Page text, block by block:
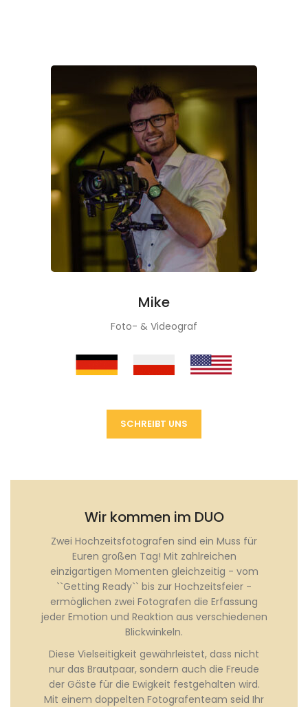
Mike
Foto- & Videograf
SCHREIBT UNS
Wir kommen im DUO
Zwei Hochzeitsfotografen sind ein Muss für
Euren großen Tag! Mit zahlreichen
einzigartigen Momenten gleichzeitig - vom
``Getting Ready`` bis zur Hochzeitsfeier -
ermöglichen zwei Fotografen die Erfassung
jeder Emotion und Reaktion aus verschiedenen
Blickwinkeln.
Diese Vielseitigkeit gewährleistet, dass nicht
nur das Brautpaar, sondern auch die Freude
der Gäste für die Ewigkeit festgehalten wird.
Mit einem doppelten Fotografenteam seid Ihr